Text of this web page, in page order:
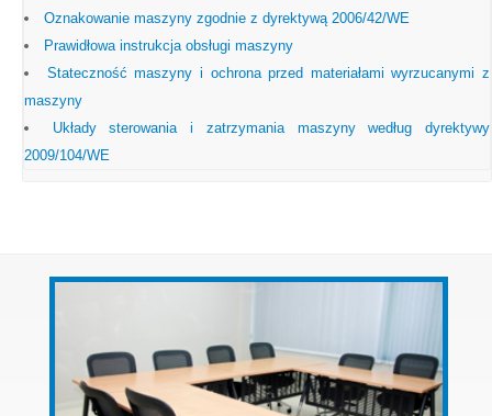
Oznakowanie maszyny zgodnie z dyrektywą 2006/42/WE
Prawidłowa instrukcja obsługi maszyny
Stateczność maszyny i ochrona przed materiałami wyrzucanymi z
maszyny
Układy sterowania i zatrzymania maszyny według dyrektywy
2009/104/WE